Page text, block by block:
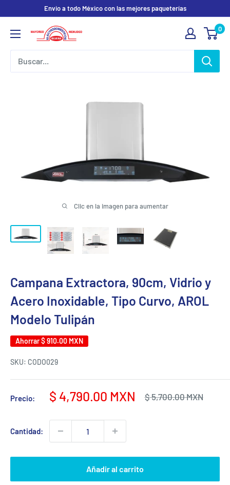
contenido
Envio a todo México con las mejores paqueterías
Electrodomesticos
0
Clic en la imagen para aumentar
Campana Extractora, 90cm, Vidrio y
Acero Inoxidable, Tipo Curvo, AROL
Modelo Tulipán
Ahorrar$ 910.00 MXN
SKU: CODO029
Precio:
Precio
venta
$ 4,790.00 MXN
Precio
$ 5,700.00 MXN
Cantidad:
Añadir al carrito